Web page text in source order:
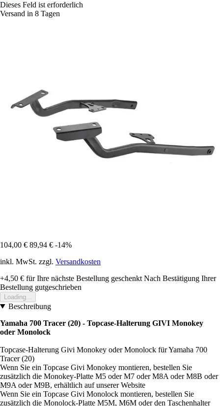
Dieses Feld ist erforderlich
Versand in 8 Tagen
104,00 € 89,94 € -14%
inkl. MwSt. zzgl. Versandkosten
+4,50 € für Ihre nächste Bestellung geschenkt Nach Bestätigung Ihrer
Bestellung gutgeschrieben
Loading...
Beschreibung
Yamaha 700 Tracer (20) - Topcase-Halterung GIVI Monokey
oder Monolock
Topcase-Halterung Givi Monokey oder Monolock für Yamaha 700
Tracer (20)
Wenn Sie ein Topcase Givi Monokey montieren, bestellen Sie
zusätzlich die Monokey-Platte M5 oder M7 oder M8A oder M8B oder
M9A oder M9B, erhältlich auf unserer Website
Wenn Sie ein Topcase Givi Monolock montieren, bestellen Sie
zusätzlich die Monolock-Platte M5M, M6M oder den Taschenhalter